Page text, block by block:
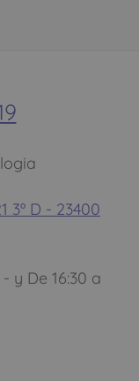
3º D - 23400
- y De 16:30 a